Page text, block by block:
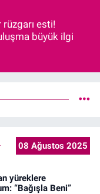
esti!
büyük ilgi
08 Ağustos 2025
yüreklere
“Bağışla Beni”